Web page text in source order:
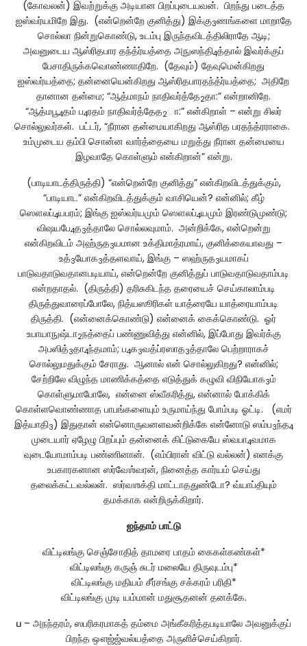
(கோவலன்) இவற்றுக்கு அடியான பிறப்புடையவன். பிறந்து படைத்த
ஐஸ்வர்யமிறே இது. (என்றென்றே குனித்து) இக்கு3ணங்களை மாறாதே
சொல்லா நின்றுகொண்டு, உடம்பு இருந்தவிடத்திலிராதே ஆடி;
அவனுடைய ஆஸ்ரிதபார தந்த்ர்யத்தை அநுஸந்தி4த்தால் இவர்க்குப்
பேசாதிருக்கவொண்ணாதிறே. (தேவும்) தேவுமென்கிறது
ஐஸ்வர்யத்தை; தன்னையென்கிறது ஆஸ்ரிதபாரதந்த்ர்யத்தை; அதிறே
தானான தன்மை; “ஆத்மாநம் நாதிவர்த்தே2தா:” என்றானிறே.
“ஆத்மபூ4தம் ப4ரதம் நாதிவர்த்தேத2ா:” என்கிறாள் – என்று சிலர்
சொல்லுவர்கள். பட்டர், “நீரான தன்மையாகிறது ஆஸ்ரித பரதந்த்ரராகை.
உம்முடைய தம்பி சொன்ன வார்த்தையை மறுத்து நீரான தன்மையை
இழவாதே கொள்ளும் என்கிறான்” என்று.
(பாடியாடத்திருத்தி) “என்றென்றே குனித்து” என்கிறவிடத்துக்கும்,
“பாடியாட” என்கிறவிடத்துக்கும் வாசியென்? என்னில்; கீழ்
ஸௌலப்4யபரம்; இங்கு ஐஸ்வர்யமும் ஸௌலப்4யமும் இரண்டுமுண்டு;
விஷயபே4த3த்தாலே சொல்லவுமாம். அன்றிக்கே, என்றென்று
என்கிறவிடம் அஹ்ருத3யமான உக்திமாத்ரமாய், குனிக்கையாவது –
உத்3யோக3த்தளவாய், இங்கு – ஸஹ்ருத3யமாகப்
பாடுவதாடுவதானபடியாய், என்றென்றே குனித்துப் பாடுவதாடுவதாம்படி
என்றதாதல். (திருத்தி) தரிசுகிடந்த தரையைச் செய்காலாம்படி
திருத்துவாரைப்போலே, நித்யஸூரிகள் யாத்ரையே யாத்ரையாம்படி
திருத்தி. (என்னைக்கொண்டு) என்னைக் கைக்கொண்டு. ஓர்
உபாயாநுஷ்டா2நத்தைப் பண்ணுவித்து என்னில், இப்போது இவர்க்கு
அபஸித்3தா4ந்தமாம்; ப4க3வத்ப்ரஸாத3த்தாலே பெற்றாராகச்
சொல்லுமதுக்கும் சேராது. ஆனால் என் சொல்லுகிறது? என்னில்;
சேற்றிலே விழுந்த மாணிக்கத்தை எடுத்துக் கழுவி விநியோக3ம்
கொள்ளுமாபோலே, என்னை ஸ்வீகரித்து, என்னால் போக்கிக்
கொள்ளவொண்ணாத பாபங்களையும் உருமாய்ந்து போம்படி ஓட்டி. (எமர்
இத்யாதி3) இதுதான் என்னொருவனளவன்றிக்கே என்னோடு ஸம்ப3ந்த4
முடையார் ஏழேழு பிறப்பும் தன்னைக் கிட்டுகையே ஸ்வபா4வமாக
வுடையோமாம்படி பண்ணினான். (எம்பிரான் விட்டு வல்லன்) எனக்கு
உபகாரகனான ஸர்வேஶ்வரன், நினைத்த கார்யம் செய்து
தலைக்கட்டவல்லன். ஸர்வஶக்தி மாட்டாததுண்டோ? வ்யாப்தியும்
தமக்காக என்றிருக்கிறார்.
ஐந்தாம் பாட்டு
விட்டிலங்கு செஞ்சோதித் தாமரை பாதம் கைகள்கண்கள்*
விட்டிலங்கு கருஞ் சுடர் மலையே திருவுடம்பு*
விட்டிலங்கு மதியம் சீர்சங்கு சக்கரம் பரிதி*
விட்டிலங்கு முடி யம்மான் மதுசூதனன் தனக்கே.
ப– அநந்தரம், ஸபரிகரமாகத் தம்மை அங்கீகரித்தபடியாலே அவனுக்குப்
பிறந்த ஔஜ்ஜ்வல்யத்தை அருளிச்செய்கிறார்.